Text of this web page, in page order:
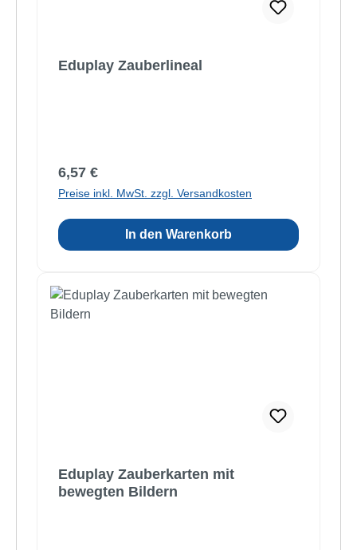
Eduplay Zauberlineal
Regulärer Preis:
6,57 €
Preise inkl. MwSt. zzgl. Versandkosten
In den Warenkorb
Eduplay Zauberkarten mit
bewegten Bildern